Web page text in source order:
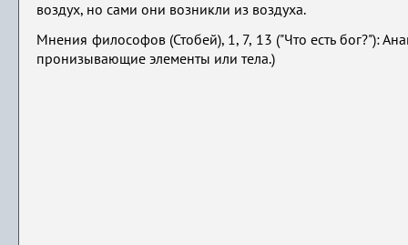
воздух, но сами они возникли из воздуха.
Мнения философов (Стобей), 1, 7, 13 ("Что есть бог?"):
пронизывающие элементы или тела.)